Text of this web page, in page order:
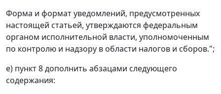
Форма и формат уведомлений, предусмотренных
настоящей статьей, утверждаются федеральным
органом исполнительной власти, уполномоченным
по контролю и надзору в области налогов и сборов.";
е) пункт 8 дополнить абзацами следующего
содержания: